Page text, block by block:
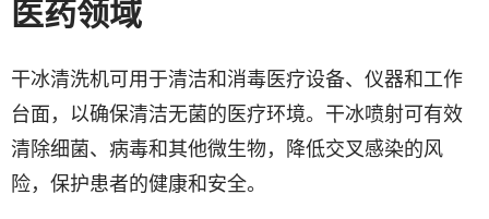
干冰清洗机可用于清洁和消毒医疗设备、仪器和工作
台面，以确保清洁无菌的医疗环境。干冰喷射可有效
清除细菌、病毒和其他微生物，降低交叉感染的风
险，保护患者的健康和安全。